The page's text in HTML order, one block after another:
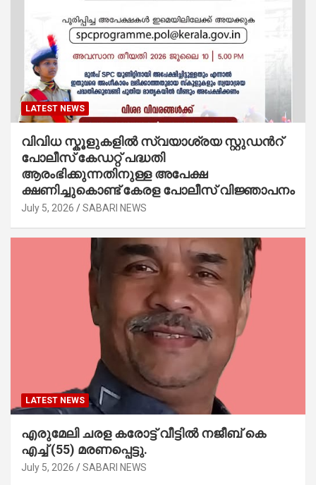
LATEST NEWS
വിവിധ സ്കൂളുകളില്‍ സ്വയാശ്രയ സ്റ്റുഡന്‍റ്
പോലീസ് കേഡറ്റ് പദ്ധതി
ആരംഭിക്കുന്നതിനുള്ള അപേക്ഷ
ക്ഷണിച്ചുകൊണ്ട് കേരള പോലീസ് വിജ്ഞാപനം
July 5, 2026 SABARI NEWS
LATEST NEWS
എരുമേലി ചരള കരോട്ട് വീട്ടിൽ നജീബ് കെ
എച്ച് (55) മരണപ്പെട്ടു.
July 5, 2026 SABARI NEWS